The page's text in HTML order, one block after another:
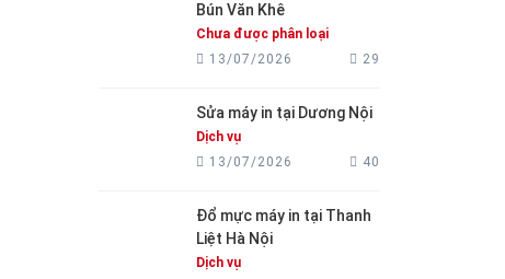
Bún Văn Khê
Chưa được phân loại
13/07/2026
29
Sửa máy in tại Dương Nội
Dịch vụ
13/07/2026
40
Đổ mực máy in tại Thanh
Liệt Hà Nội
Dịch vụ